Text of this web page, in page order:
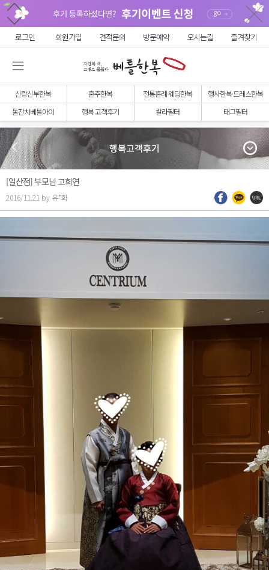
로그인 회원가입 견적문의 방문예약 오시는길 즐겨찾기
신랑신부한복 혼주한복 전통혼례·웨딩한복
행사한복·드레스한복
돌잔치베틀아이
행복 고객후기 칼라필터 태그필터
행복고객후기
[일산점] 부모님 고희연
2016/11.21 by 유*화